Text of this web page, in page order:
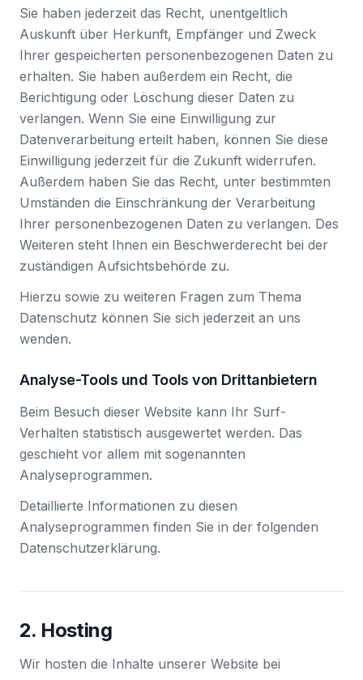
Sie haben jederzeit das Recht, unentgeltlich
Auskunft über Herkunft, Empfänger und Zweck
Ihrer gespeicherten personenbezogenen Daten zu
erhalten. Sie haben außerdem ein Recht, die
Berichtigung oder Löschung dieser Daten zu
verlangen. Wenn Sie eine Einwilligung zur
Datenverarbeitung erteilt haben, können Sie diese
Einwilligung jederzeit für die Zukunft widerrufen.
Außerdem haben Sie das Recht, unter bestimmten
Umständen die Einschränkung der Verarbeitung
Ihrer personenbezogenen Daten zu verlangen. Des
Weiteren steht Ihnen ein Beschwerderecht bei der
zuständigen Aufsichtsbehörde zu.
Hierzu sowie zu weiteren Fragen zum Thema
Datenschutz können Sie sich jederzeit an uns
wenden.
Analyse-Tools und Tools von Dritt­anbietern
Beim Besuch dieser Website kann Ihr Surf-
Verhalten statistisch ausgewertet werden. Das
geschieht vor allem mit sogenannten
Analyseprogrammen.
Detaillierte Informationen zu diesen
Analyseprogrammen finden Sie in der folgenden
Datenschutzerklärung.
2. Hosting
Wir hosten die Inhalte unserer Website bei